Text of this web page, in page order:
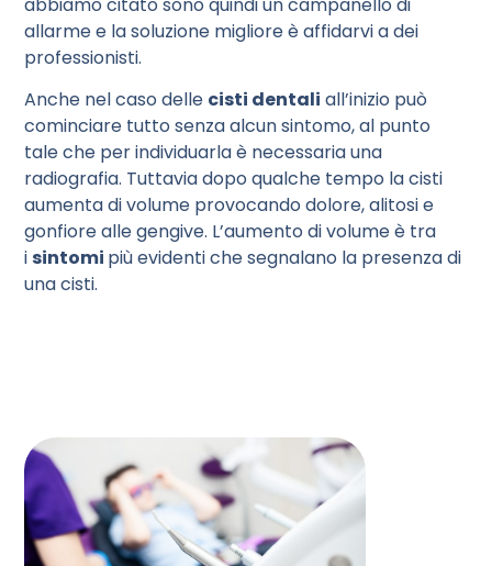
allarme e la soluzione migliore è affidarvi a dei
professionisti.
Anche nel caso delle cisti dentali all’inizio può
cominciare tutto senza alcun sintomo, al punto
tale che per individuarla è necessaria una
radiografia. Tuttavia dopo qualche tempo la cisti
aumenta di volume provocando dolore, alitosi e
gonfiore alle gengive. L’aumento di volume è tra
isintomi più evidenti che segnalano la presenza di
una cisti.